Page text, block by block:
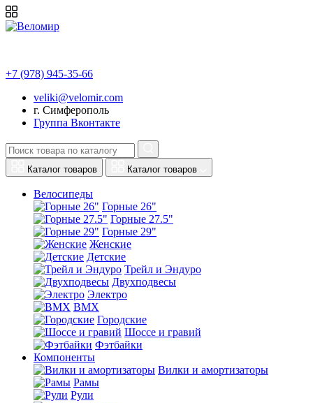
+7 (978) 945-35-66
veliki@velomir.com
г. Симферополь
Группа Вконтакте
Каталог товаров Каталог товаров
Велосипеды
Горные 26"
Горные 27.5"
Горные 29"
Женские
Детские
Трейл и Эндуро
Двухподвесы
Электро
BMX
Городские
Шоссе и гравий
Фэтбайки
Компоненты
Вилки и амортизаторы
Рамы
Рули